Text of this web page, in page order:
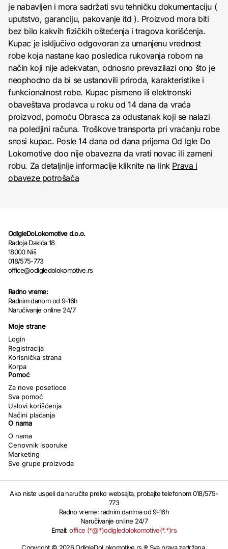
je nabavljen i mora sadržati svu tehničku dokumentaciju (
uputstvo, garanciju, pakovanje itd ). Proizvod mora biti
bez bilo kakvih fizičkih oštećenja i tragova korišćenja.
Kupac je isključivo odgovoran za umanjenu vrednost
robe koja nastane kao posledica rukovanja robom na
način koji nije adekvatan, odnosno prevazilazi ono što je
neophodno da bi se ustanovili priroda, karakteristike i
funkcionalnost robe. Kupac pismeno ili elektronski
obaveštava prodavca u roku od 14 dana da vraća
proizvod, pomoću Obrasca za odustanak koji se nalazi
na poledjini računa. Troškove transporta pri vraćanju robe
snosi kupac. Posle 14 dana od dana prijema Od Igle Do
Lokomotive doo nije obavezna da vrati novac ili zameni
robu. Za detaljnije informacije kliknite na link Prava i
obaveze potrošača
OdIgleDoLokomotive d.o.o.
Radoja Dakića 18
18000 Niš
018/575-773
office@odigledolokomotive.rs
Radno vreme:
Radnim danom od 9-16h
Naručivanje online 24/7
Moje strane
Login
Registracija
Korisnička strana
Korpa
Pomoć
Za nove posetioce
Sva pomoć
Uslovi korišćenja
Načini plaćanja
O nama
O nama
Cenovnik isporuke
Marketing
Sve grupe proizvoda
Ako niste uspeli da naručite preko websajta, probajte telefonom 018/575-
773
Radno vreme: radnim danima od 9-16h
Naručivanje online 24/7
Email:office (*@*)odigledolokomotive(*.*)rs